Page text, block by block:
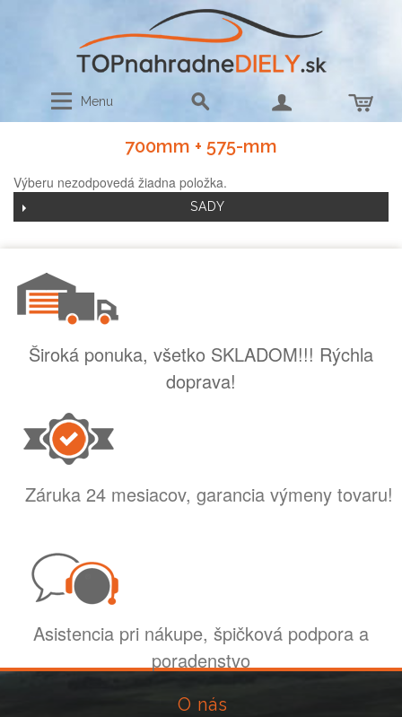
Menu
700mm + 575-mm
Výberu nezodpovedá žiadna položka.
SADY
Široká ponuka, všetko SKLADOM!!! Rýchla
doprava!
Záruka 24 mesiacov, garancia výmeny tovaru!
Asistencia pri nákupe, špičková podpora a
poradenstvo
O nás